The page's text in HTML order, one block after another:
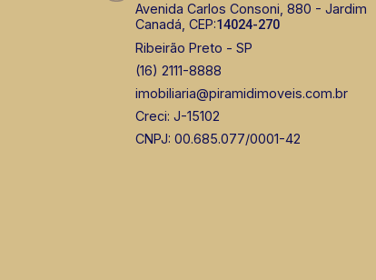
Avenida Carlos Consoni, 880 - Jardim
Canadá, CEP:14024-270
Ribeirão Preto - SP
(16) 2111-8888
imobiliaria@piramidimoveis.com.br
Creci: J-15102
CNPJ: 00.685.077/0001-42